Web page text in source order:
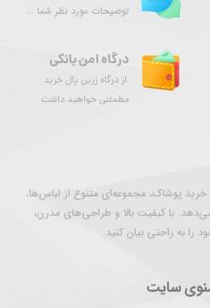
درگاه امن بانکی
از درگاه زرین پال خرید
مطمئنی خواهید داشت
توضیحات مورد نظر شما ...
پوشاک، مجموعه‌ای متنوع از لباس‌ها،
با کیفیت بالا و طراحی‌های مدرن،
را به راحتی بیان کنید.
سایت